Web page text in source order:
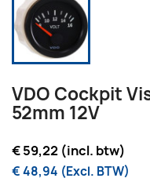
VDO Cockpit
52mm 12V
€ 59,22 (incl. btw)
€ 48,94 (Excl. BTW)